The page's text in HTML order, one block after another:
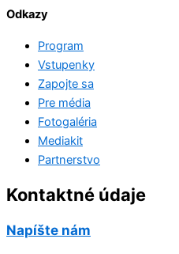
Odkazy
Program
Vstupenky
Zapojte sa
Pre média
Fotogaléria
Mediakit
Partnerstvo
Kontaktné údaje
Napíšte nám